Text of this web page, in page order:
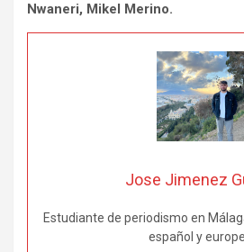
Nwaneri, Mikel Merino.
Jose Jimenez
Estudiante de periodismo en
español y